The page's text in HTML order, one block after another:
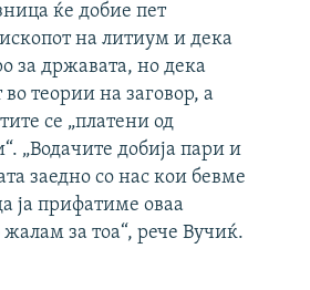
ќе добие пет
на литиум и дека
за државата, но дека
теории на заговор, а
се „платени од
„Водачите добија пари и
заедно со нас кои бевме
ја прифатиме оваа
жалам за тоа“, рече Вучиќ.